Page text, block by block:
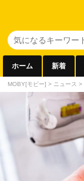
ホーム 新着
MOBY[モビー] > ニュース >